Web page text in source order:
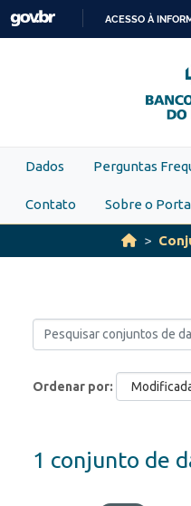
Skip to main content
ACESSO À
Dados Perguntas
Contato Sobre o
Ordenar por
1 conjunto de